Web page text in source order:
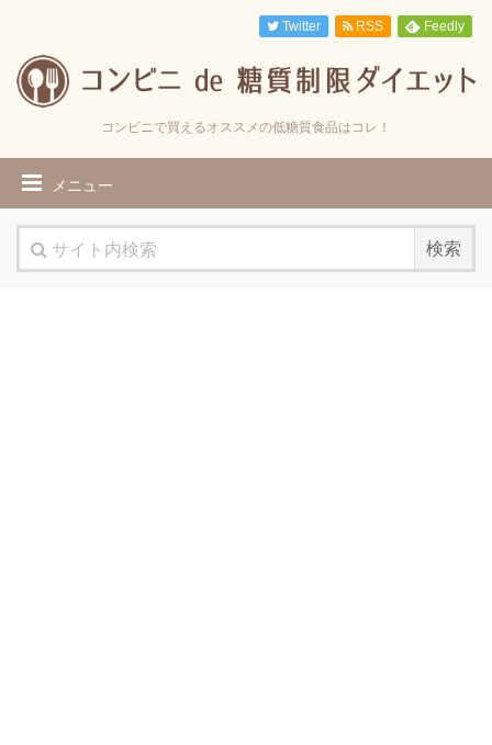
コンビニで買えるオススメの低糖質食品はコレ！
メニュー
Twitter RSS Feedly